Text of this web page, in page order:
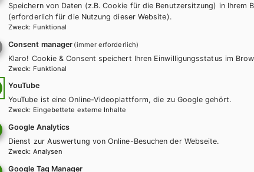
Speichern von Daten (z.B. Cookie für die Benutzersitzung) in Ihrem
(erforderlich für die Nutzung dieser Website).
Zweck: Funktional
Consent manager (immer erforderlich)
Klaro! Cookie & Consent speichert Ihren Einwilligungsstatus im
Zweck: Funktional
YouTube
YouTube ist eine Online-Videoplattform, die zu Google gehört.
Zweck: Eingebettete externe Inhalte
Google Analytics
Dienst zur Auswertung von Online-Besuchen der Webseite.
Zweck: Analysen
Google Tag Manager